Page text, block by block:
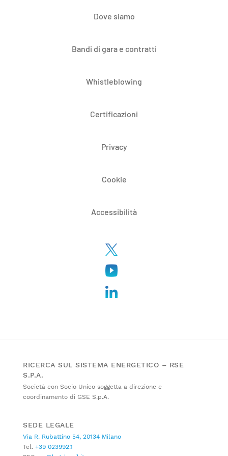
Dove siamo
Bandi di gara e contratti
Whistleblowing
Certificazioni
Privacy
Cookie
Accessibilità
RICERCA SUL SISTEMA ENERGETICO – RSE
S.P.A.
Società con Socio Unico soggetta a direzione e
coordinamento di GSE S.p.A.
SEDE LEGALE
Via R. Rubattino 54, 20134 Milano
Tel. +39 023992.1